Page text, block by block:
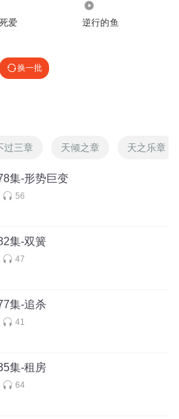
爱 逆行的鱼
换一批
过三章 天倾之章 天之乐章
集-形势巨变
56
集-双簧
47
集-追杀
41
集-租房
64